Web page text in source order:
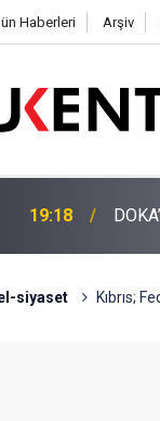
Haberleri Arşiv
12:46 YENİ
siyaset Kıbrıs;